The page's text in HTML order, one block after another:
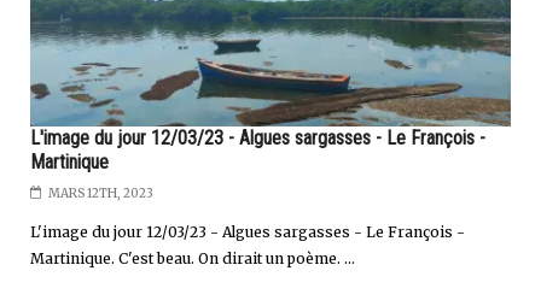
L'image du jour 12/03/23 - Algues sargasses - Le François -
Martinique
MARS 12TH, 2023
L'image du jour 12/03/23 - Algues sargasses - Le François -
Martinique. C'est beau. On dirait un poème. ...